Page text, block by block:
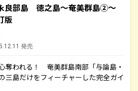
良部島 徳之島～奄美群島②～
版
発売
奪われる！ 奄美群島南部「与論島・
三島だけをフィーチャーした完全ガイ